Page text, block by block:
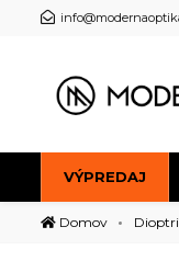
VÝPREDAJ
Domov